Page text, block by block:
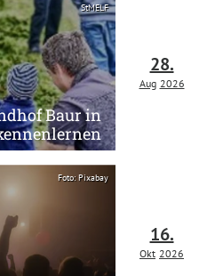
StMELF
Baur in
28.
Aug 2026
Foto: Pixabay
16.
Okt 2026